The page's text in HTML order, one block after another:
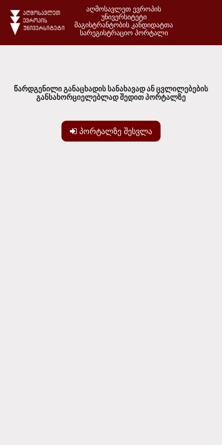
აღმოსავლეთ ევროპის
უნივერსიტეტი
მაგისტრანტობის კანდიდატთა
სარეგისტრაციო პორტალი
წარდგენილი განაცხადის სანახავად ან ცვლილებების
განსახორციელებლად შედით პორტალზე
პორტალზე შესვლა